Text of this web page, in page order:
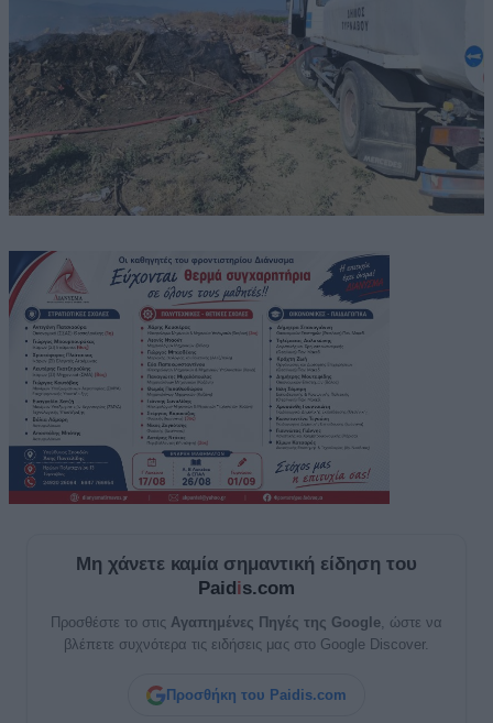
Μη χάνετε καμία σημαντική είδηση του
Paidis.com
Προσθέστε το στις Αγαπημένες Πηγές της Google, ώστε να
βλέπετε συχνότερα τις ειδήσεις μας στο Google Discover.
Προσθήκη του Paidis.com